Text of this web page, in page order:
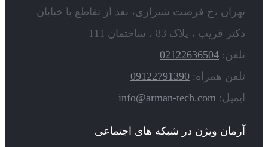
تهران ،خ فرصت شیرازی، بعد از تقاطع با خیابان
دکتر قریب ، پلاک 83 ، ساختمان 111
تلفن: 02122636504
تلفن همراه: 09122791390
ایمیل: info@arman-tech.com
آرمان ویژن در شبکه های اجتماعی